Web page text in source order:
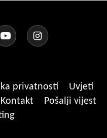
privatnosti
Uvjeti
Kontakt
Pošalji vijest